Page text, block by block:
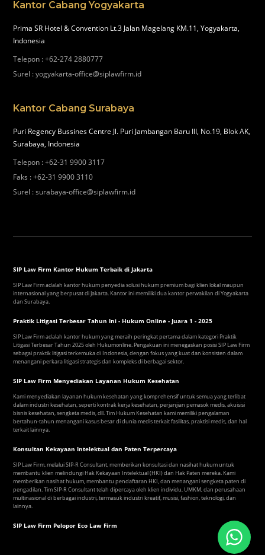
Kantor Cabang Yogyakarta
Prima SR Hotel & Convention Lt.3 Jalan Magelang KM.11, Yogyakarta,
Indonesia
Telepon :+62-274 2880777
Surel :yogyakarta-office@siplawfirm.id
Kantor Cabang Surabaya
Puri Regency Bussines Centre Jl. Puri Jambangan Baru III, No.19, Blok AK,
Surabaya, Indonesia
Telepon :+62-31 9900 3117
Faks :+62-31 9900 3110
Surel :surabaya-office@siplawfirm.id
SIP Law Firm Kantor Hukum Terbaik di Jakarta
SIP Law Firm adalah kantor hukum penyedia solusi hukum premium bagi klien lokal maupun
internasional yang berpusat di Jakarta. Kantor ini memiliki dua kantor perwakilan di Yogyakarta
dan Surabaya.
Praktik Litigasi Terbesar Tahun Ini - Hukum Online - Juara 1 - 2025
SIP Law Firm adalah kantor hukum yang meraih peringkat pertama dalam kategori Praktik
Litigasi Terbesar Tahun 2025 oleh Hukumonline. Pengakuan ini menegaskan posisi SIP Law Firm
sebagai praktik litigasi terkemuka di Indonesia, dengan fokus yang kuat dan konsisten dalam
menangani perkara litigasi strategis dan kompleks di berbagai sektor.
SIP Law Firm Menyediakan Layanan Hukum Kesehatan
Kami menyediakan layanan hukum kesehatan yang komprehensif untuk semua yang terlibat
dalam industri kesehatan, seperti kontrak kerja kesehatan, perjanjian pemasok medis, akuisisi
bisnis kesehatan, sengketa medis, dll. Tim Hukum Kesehatan kami memiliki pengalaman
bertahun-tahun menangani kasus besar di dunia medis terkait fasilitas, praktisi medis, dan hal
terkait lainnya.
Konsultan Kekayaan Intelektual dan Paten Terpercaya
SIP Law Firm, melalui SIP-R Consultant, memberikan konsultasi dan nasihat hukum untuk
membantu klien melindungi Hak Kekayaan Intelektual (HKI) dan Hak Paten mereka. Kami
memberikan nasihat hukum, membantu pendaftaran HKI, dan menangani sengketa paten di
pengadilan. Tim SIP-R Consultant telah dipercaya oleh klien individu, UMKM, dan perusahaan
multinasional di berbagai industri, termasuk industri kreatif, musisi, fashion, teknologi, dan
lainnya.
SIP Law Firm Pelopor Eco Law Firm